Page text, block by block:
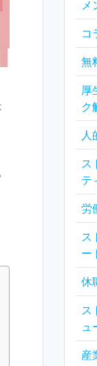
メ
コ
無
厚
ク
人
ス
テ
労
ス
ー
休
ス
ュ
産